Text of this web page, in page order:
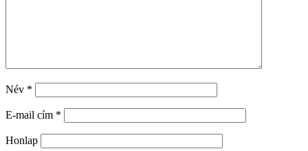
Név *
E-mail cím *
Honlap